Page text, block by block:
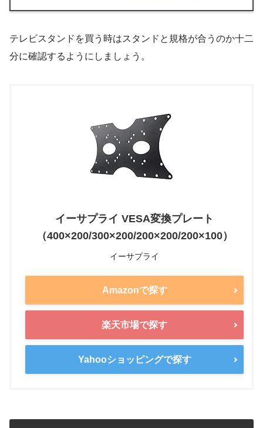
テレビスタンドを買う時はスタンドと規格が合うのか十二
分に確認するようにしましょう。
イーサプライ VESA変換プレート
（400×200/300×200/200×200/200×100）
イーサプライ
Amazonで探す
楽天市場で探す
Yahooショッピングで探す